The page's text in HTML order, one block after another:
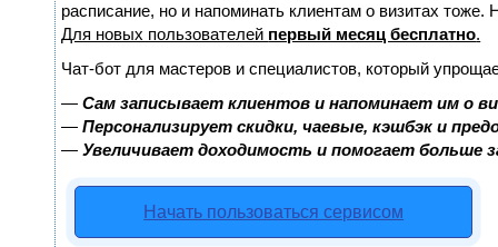
расписание, но и напоминать клиентам о визитах
Для новых пользователей первый месяц бесплатно.
Чат-бот для мастеров и специалистов, который
—Сам записывает клиентов и напоминает им о
—Персонализирует скидки, чаевые, кэшбэк и
—Увеличивает доходимость и помогает больше
Начать пользоваться сервисом